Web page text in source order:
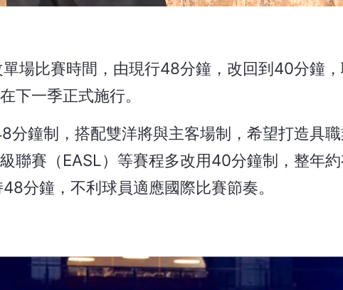
場比賽時間，由現行48分鐘，改回到40分鐘
下一季正式施行。
鐘制，搭配雙洋將與主客場制，希望打造具
聯賽（EASL）等賽程多改用40分鐘制，整年
分鐘，不利球員適應國際比賽節奏。